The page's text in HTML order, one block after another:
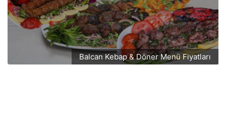
Balcan Kebap & Döner Menü Fiyatları